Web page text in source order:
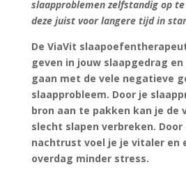
slaapproblemen zelfstandig op
deze juist voor langere tijd in
De ViaVit
geven in jouw slaapgedrag
gaan met de vele negatieve
slaapprobleem. Door je
bron aan te pakken kan je de
slecht slapen verbreken.
nachtrust voel je je vitaler en
overdag minder stress.